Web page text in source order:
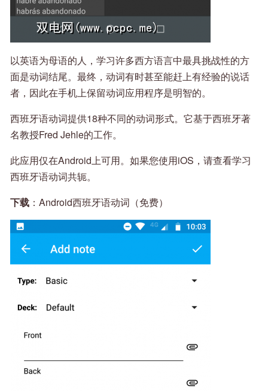
以英语为母语的人，学习许多西方语言中最具挑战性的方
面是动词结尾。最终，动词有时甚至能赶上有经验的说话
者，因此在手机上保留动词应用程序是明智的。
西班牙语动词提供18种不同的动词形式。它基于西班牙著
名教授Fred Jehle的工作。
此应用仅在Android上可用。如果您使用iOS，请查看学习
西班牙语动词共轭。
下载 ：Android西班牙语动词（免费）